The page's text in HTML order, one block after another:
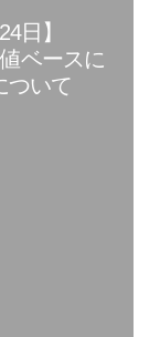
日】
ベースに
ついて